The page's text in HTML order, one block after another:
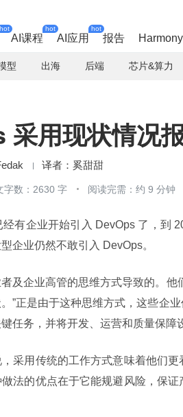
hot
AI课程
hot
AI应用
hot
报告
型 出海 后端 芯片&算力
采用现状情况
奚甜甜
字数：2630 字 阅读完需：约 9 分钟
有企业开始引入 DevOps 了，到
企业仍然不敢引入 DevOps。
及企业高管的思维方式导致的。
”正是由于这种思维方式，这些企
任务，并将开发、运营和质量保障
采用传统的工作方式意味着他们
法的优点在于它能规避风险，保